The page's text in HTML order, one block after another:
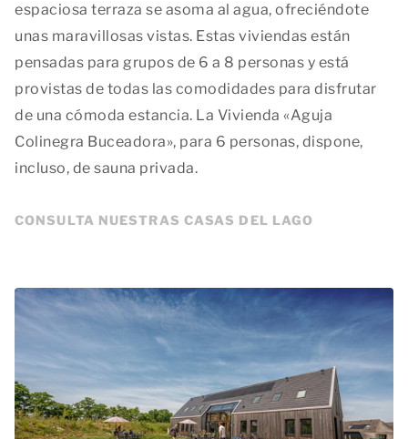
espaciosa terraza se asoma al agua, ofreciéndote
unas maravillosas vistas. Estas viviendas están
pensadas para grupos de 6 a 8 personas y está
provistas de todas las comodidades para disfrutar
de una cómoda estancia. La Vivienda «Aguja
Colinegra Buceadora», para 6 personas, dispone,
incluso, de sauna privada.
CONSULTA NUESTRAS CASAS DEL LAGO